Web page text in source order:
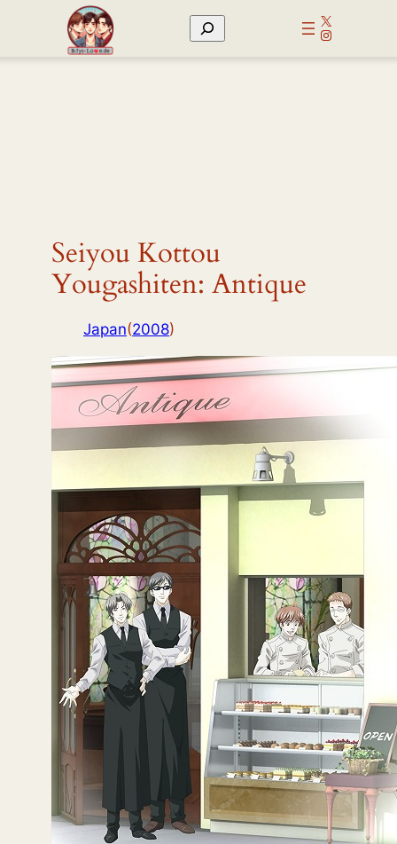
Suchen
X
Instagram
Seiyou Kottou
Yougashiten: Antique
Japan(2008)